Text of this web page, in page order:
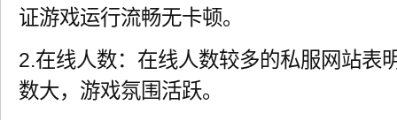
证游戏运行流畅无卡顿。
2.在线人数：在线人数较多的私服网站表
数大，游戏氛围活跃。